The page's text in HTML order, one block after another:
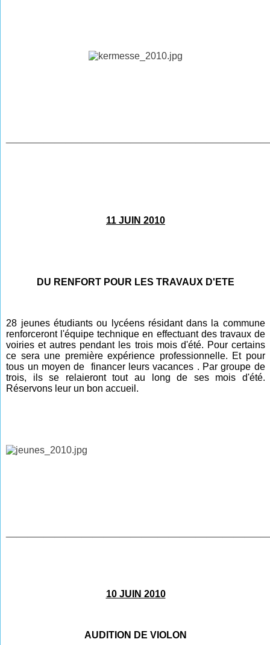
11 JUIN 2010
DU RENFORT POUR LES TRAVAUX D'ETE
28 jeunes étudiants ou lycéens résidant dans la commune
renforceront l'équipe technique en effectuant des travaux de
voiries et autres pendant les trois mois d'été. Pour certains
ce sera une première expérience professionnelle. Et pour
tous un moyen de financer leurs vacances . Par groupe de
trois, ils se relaieront tout au long de ses mois d'été.
Réservons leur un bon accueil.
10 JUIN 2010
AUDITION DE VIOLON